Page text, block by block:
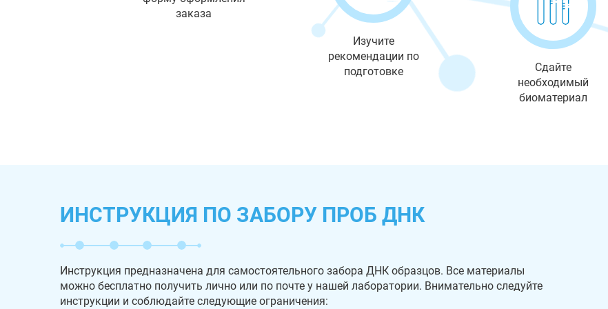
заказа
Изучите
рекомендации по
подготовке
Сдайте
необходимый
биоматериал
ИНСТРУКЦИЯ ПО ЗАБОРУ ПРОБ ДНК
Инструкция предназначена для самостоятельного забора ДНК образцов. Все материалы
можно бесплатно получить лично или по почте у нашей лаборатории. Внимательно следуйте
инструкции и соблюдайте следующие ограничения: